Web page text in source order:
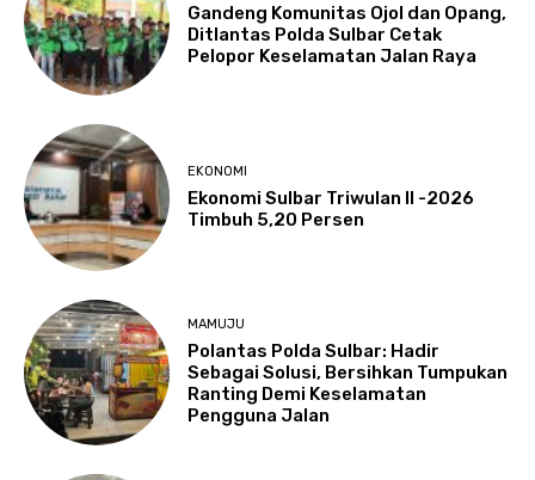
Gandeng Komunitas Ojol dan Opang,
Ditlantas Polda Sulbar Cetak
Pelopor Keselamatan Jalan Raya
EKONOMI
Ekonomi Sulbar Triwulan II -2026
Timbuh 5,20 Persen
MAMUJU
Polantas Polda Sulbar: Hadir
Sebagai Solusi, Bersihkan Tumpukan
Ranting Demi Keselamatan
Pengguna Jalan